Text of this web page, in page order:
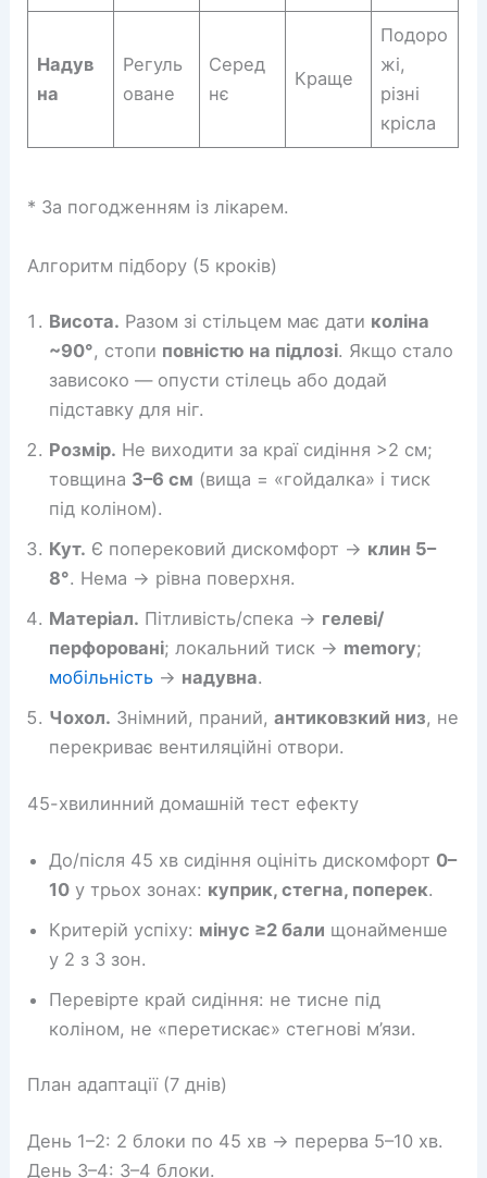
Надув
на
Регуль
оване
Серед
нє
Краще
Подоро
жі,
різні
крісла
* За погодженням із лікарем.
Алгоритм підбору (5 кроків)
Висота. Разом зі стільцем має дати коліна
~90°, стопи повністю на підлозі. Якщо стало
зависоко — опусти стілець або додай
підставку для ніг.
Розмір. Не виходити за краї сидіння >2 см;
товщина 3–6 см (вища = «гойдалка» і тиск
під коліном).
Кут. Є поперековий дискомфорт → клин 5–
8°. Нема → рівна поверхня.
Матеріал. Пітливість/спека → гелеві/
перфоровані; локальний тиск → memory;
мобільність → надувна.
Чохол. Знімний, праний,антиковзкий низ, не
перекриває вентиляційні отвори.
45-хвилинний домашній тест ефекту
До/після 45 хв сидіння оцініть дискомфорт 0–
10 у трьох зонах: куприк, стегна, поперек.
Критерій успіху: мінус ≥2 бали щонайменше
у 2 з 3 зон.
Перевірте край сидіння: не тисне під
коліном, не «перетискає» стегнові м’язи.
План адаптації (7 днів)
День 1–2: 2 блоки по 45 хв → перерва 5–10 хв.
День 3–4: 3–4 блоки.